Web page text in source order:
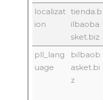
localizat
ion
tienda.b
ilbaoba
sket.biz
pll_lang
uage
bilbaob
asket.bi
z